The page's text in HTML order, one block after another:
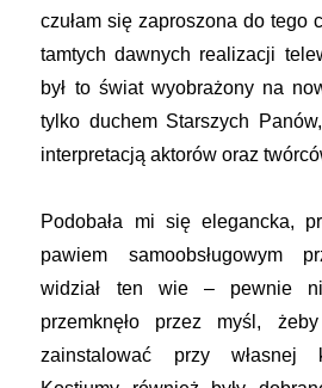
czułam się zaproszona do tego
tamtych dawnych realizacji
był to świat wyobrażony na
tylko duchem Starszych
interpretacją aktorów oraz
Podobała mi się elegancka,
pawiem samoobsługowym
widział ten wie – pewnie
przemknęło przez myśl,
zainstalować przy własnej